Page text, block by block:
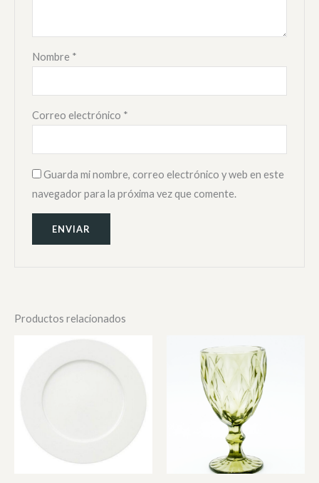
Nombre *
Correo electrónico *
Guarda mi nombre, correo electrónico y web en este
navegador para la próxima vez que comente.
Productos relacionados